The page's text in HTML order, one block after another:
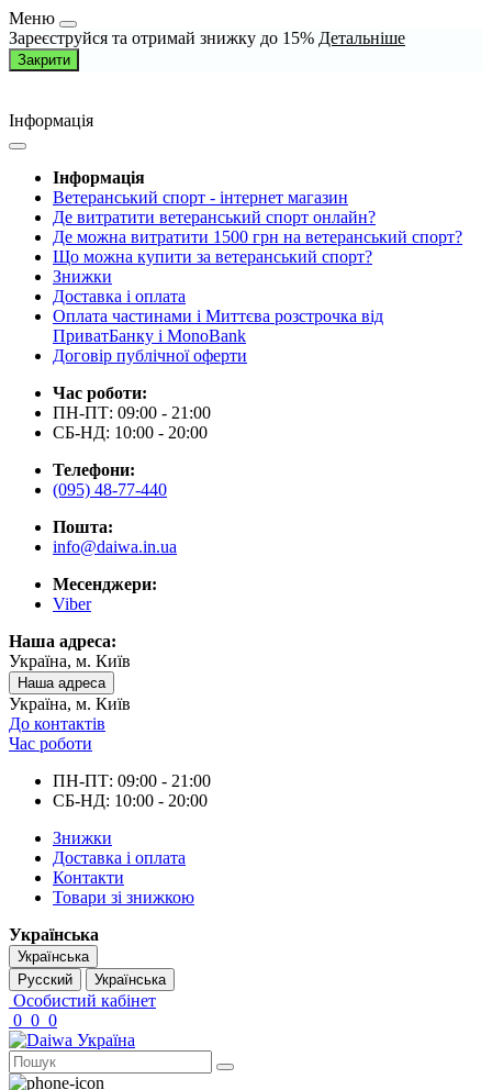
Меню
Зареєструйся та отримай знижку до 15% Детальніше
Закрити
Інформація
Інформація
Ветеранський спорт - інтернет магазин
Де витратити ветеранський спорт онлайн?
Де можна витратити 1500 грн на ветеранський спорт?
Що можна купити за ветеранський спорт?
Знижки
Доставка і оплата
Оплата частинами і Миттєва розстрочка від
ПриватБанку і MonoBank
Договір публічної оферти
Час роботи:
ПН-ПТ: 09:00 - 21:00
СБ-НД: 10:00 - 20:00
Телефони:
(095) 48-77-440
Пошта:
info@daiwa.in.ua
Месенджери:
Viber
Наша адреса:
Україна, м. Київ
Наша адреса
Україна, м. Київ
До контактів
Час роботи
ПН-ПТ: 09:00 - 21:00
СБ-НД: 10:00 - 20:00
Знижки
Доставка і оплата
Контакти
Товари зі знижкою
Українська
Українська
Русский
Українська
Особистий кабінет
0 0 0